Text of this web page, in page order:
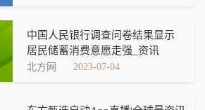
中国人民银行调查问卷结果显示
居民储蓄消费意愿走强_资讯
北方网 2023-07-04